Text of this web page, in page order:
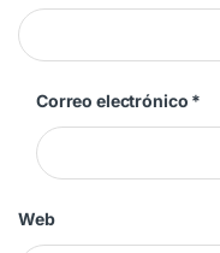
Correo electrónico *
Web